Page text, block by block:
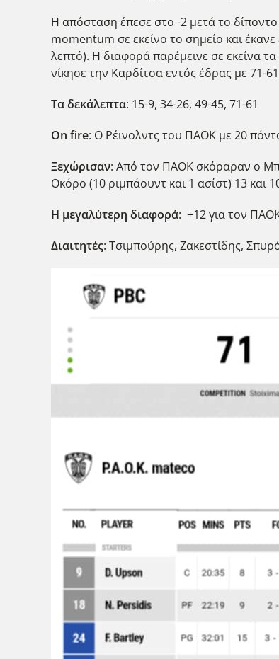
Η απόσταση έπεσε στο -2 μετά το
momentum σε εκείνο το σημείο και
λεπτό). Η διαφορά παρέμεινε σε εκείνα
νίκησε την Καρδίτσα εντός έδρας με 71-
Τα δεκάλεπτα: 15-9, 34-26, 49-45, 71-61
Οn fire: Ο Ρέινολντς του ΠΑΟΚ με 20
Ξεχώρισαν: Από τον ΠΑΟΚ σκόραραν ο
Οκόρο (10 ριμπάουντ και 1 ασίστ) 13 και
Η μεγαλύτερη διαφορά: +12 για τον
Διαιτητές: Τσιμπούρης, Ζακεστίδης,